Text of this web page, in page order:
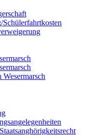
Schülerfahrtkosten